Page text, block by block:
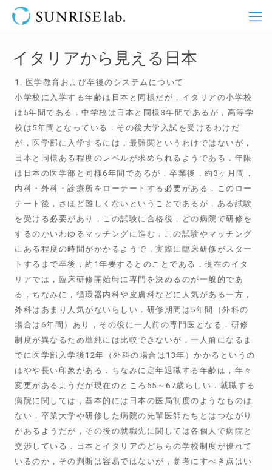
イタリアから見える日本
1. 医学教育および卒後のシステムについて
小学校に入学する年齢は日本と同様だが，イタリアの小学校
は5年間である．中学校は日本と同様3年間であるが，高等学
校は5年間となっている．その後大学入試を受けるわけだ
が，医学部に入学するには，最難関というわけではないが，
日本と同様ある程度のレベルが求められるようである．年限
は日本の医学部と同様6年間であるが，卒業後，約3ヶ月間，
内科・外科・診療所をローテートする必要がある．このロー
テート後，さほど難しくないということであるが，ある試験
を受ける必要があり，この試験に合格後，どの病院で研修を
するのかいわゆるマッチングに進む．この試験やマッチング
にある程度の時間がかかるようで，実際に臨床研修がスター
トするまで卒後，約1年要するとのことである．現在のイタ
リアでは，臨床研修開始時に専門を決めるのが一般的であ
る．ちなみに，循環器内科や皮膚科などに人気がある一方，
外科はあまり人気がないらしい．研修期間は5年間（外科の
場合は6年間）あり，その後に一人前の専門医となる．研修
制度が異なるため単純には比較できないが，一人前になるま
でに医学部入学後12年（外科の場合は13年）かかるというの
はやや長い印象がある．ちなみに定年退職する年齢は，年々
変更があるようだが現在のところ65～67歳らしい．就職する
病院に関しては，基本的には日本の医局制度のようなものは
ない．卒業大学や研修した病院の先輩医師たちとはつながり
があるようだが，その後の就職先に関しては各個人で病院と
交渉している．日本とイタリアのどちらの学校制度が優れて
いるのか，その判断は容易ではないが，参考にすべき点はい